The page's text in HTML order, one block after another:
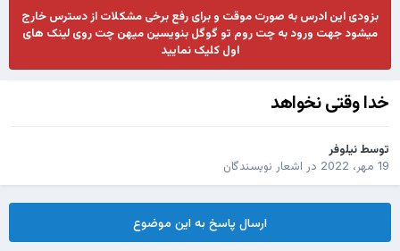
بزودی این ادرس به صورت موقت و برای رفع برخی مشکلات از دسترس خارج
میشود جهت ورود به چت روم تو گوگل بنویسین میهن چت روی لینک های
اول کلیک نمایید
خدا وقتی نخواهد
توسط نیلوفر
19 مهر، 2022
در اشعار نویسندگان
ارسال پاسخ به این موضوع